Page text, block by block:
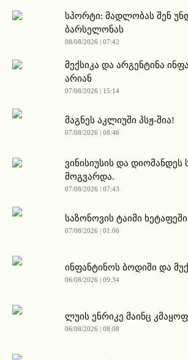
სპორტი: მადლობას შენ
ბარსელონას
08/08/2026 | 07:42
მექსიკა და არგენტინა
არიან
07/08/2026 | 15:14
მაგნეს აკლიუში პსჟ-შია!
07/08/2026 | 08:46
ვინისიუსის და დიომანდეს
მოგვარდა.
07/08/2026 | 07:43
საზონოვის ტაიმი ხეტაფეში
07/08/2026 | 01:06
ინფანტინოს ბოდიში და
06/08/2026 | 09:34
ლუის ენრიკე მაინც
06/08/2026 | 08:08